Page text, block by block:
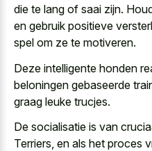
die te lang of saai zijn.
en gebruik positieve
spel om ze te motiveren.
Deze intelligente honden
beloningen gebaseerde
graag leuke trucjes.
De socialisatie is van
Terriers, en als het proces